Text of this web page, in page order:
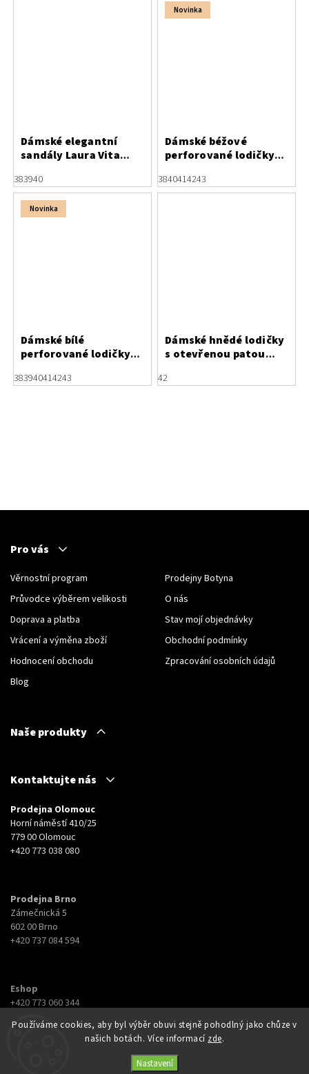
Používáme cookies, aby byl výběr obuvi stejně pohodlný jako chůze v
našich botách. Více informací zde.
Nastavení
Dámské elegantní
sandály Laura Vita
383940
Novinka
Dámské béžové
perforované lodičky
3840414243
Novinka
Dámské bílé
perforované lodičky
383940414243
Dámské hnědé lodičky
s otevřenou patou
42
Pro vás
Věrnostní program
Průvodce výběrem velikosti
Doprava a platba
Vrácení a výměna zboží
Hodnocení obchodu
Blog
Prodejny Botyna
O nás
Stav mojí objednávky
Obchodní podmínky
Zpracování osobních údajů
Naše produkty
Kontaktujte nás
Prodejna Olomouc
Horní náměstí 410/25
779 00 Olomouc
+420 773 038 080
Prodejna Brno
Zámečnická 5
602 00 Brno
+420 737 084 594
Eshop
+420 773 060 344
eshop@botyna.cz